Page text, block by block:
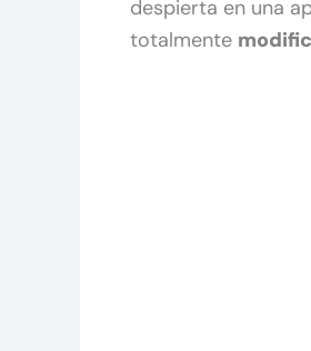
despierta en una
totalmente